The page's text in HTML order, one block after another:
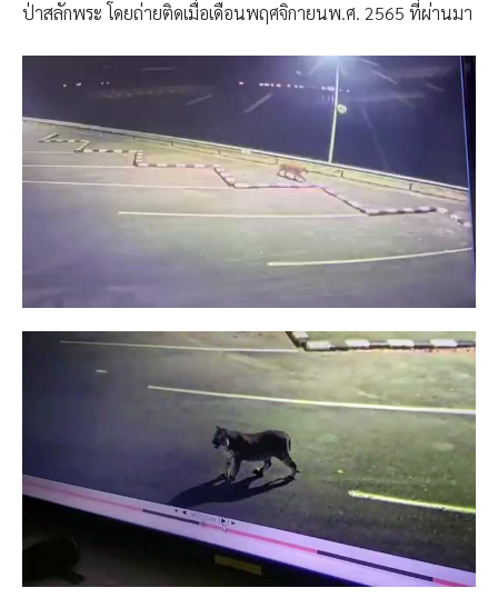
ป่าสลักพระ โดยถ่ายติดเมื่อเดือนพฤศจิกายนพ.ศ. 2565 ที่ผ่านมา